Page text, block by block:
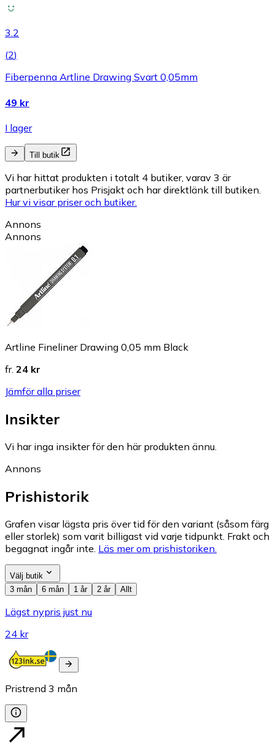
3.2
(2)
Fiberpenna Artline Drawing Svart 0,05mm
49 kr
I lager
Till butik
Vi har hittat produkten i totalt 4 butiker, varav 3 är
partnerbutiker hos Prisjakt och har direktlänk till butiken.
Hur vi visar priser och butiker.
Annons
Annons
Artline Fineliner Drawing 0,05 mm Black
fr. 24 kr
Jämför alla priser
Insikter
Vi har inga insikter för den här produkten ännu.
Annons
Prishistorik
Grafen visar lägsta pris över tid för den variant (såsom färg
eller storlek) som varit billigast vid varje tidpunkt. Frakt och
begagnat ingår inte. Läs mer om prishistoriken.
Välj butik
3 mån
6 mån 1 år 2 år Allt
Lägst nypris just nu
24 kr
Pristrend 3 mån